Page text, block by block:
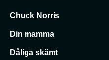
Chuck Norris
Din mamma
Dåliga skämt